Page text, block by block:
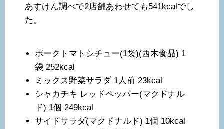
あすけん調べで2店舗あわせても541kcalでし
た。
ポークトマトシチュー(1袋)(西木食品) 1
袋 252kcal
ミックス野菜サラダ 1人前 23kcal
シャカチキ レッドペッパー(マクドナル
ド) 1個 249kcal
サイドサラダ(マクドナルド) 1個 10kcal